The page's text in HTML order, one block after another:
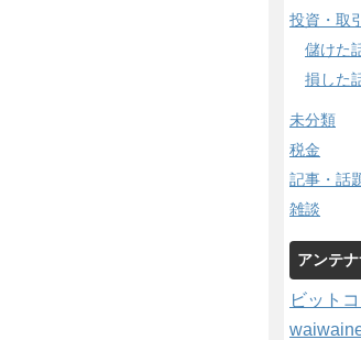
投資・取引
儲けた
損した
未分類
税金
記事・話
雑談
アンテ
ビット